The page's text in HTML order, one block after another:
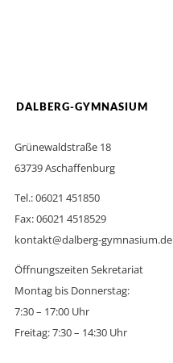
DALBERG-GYMNASIUM
Grünewaldstraße 18
63739 Aschaffenburg
Tel.: 06021 451850
Fax: 06021 4518529
kontakt@dalberg-gymnasium.de
Öffnungszeiten Sekretariat
Montag bis Donnerstag:
7:30 – 17:00 Uhr
Freitag: 7:30 – 14:30 Uhr